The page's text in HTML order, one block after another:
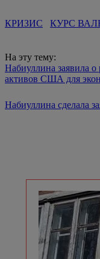
КРИЗИС КУРС
На эту тему:
Набиуллина заявила
активов США для
Набиуллина сделала